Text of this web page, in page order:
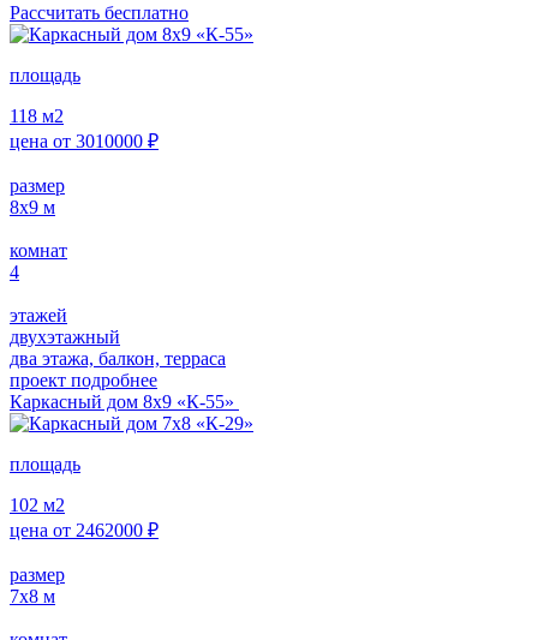
Рассчитать бесплатно
площадь
118 м2
цена от 3010000 ₽
размер
8х9 м
комнат
4
этажей
двухэтажный
два этажа, балкон, терраса
проект подробнее
Каркасный дом 8х9 «К-55»
площадь
102 м2
цена от 2462000 ₽
размер
7х8 м